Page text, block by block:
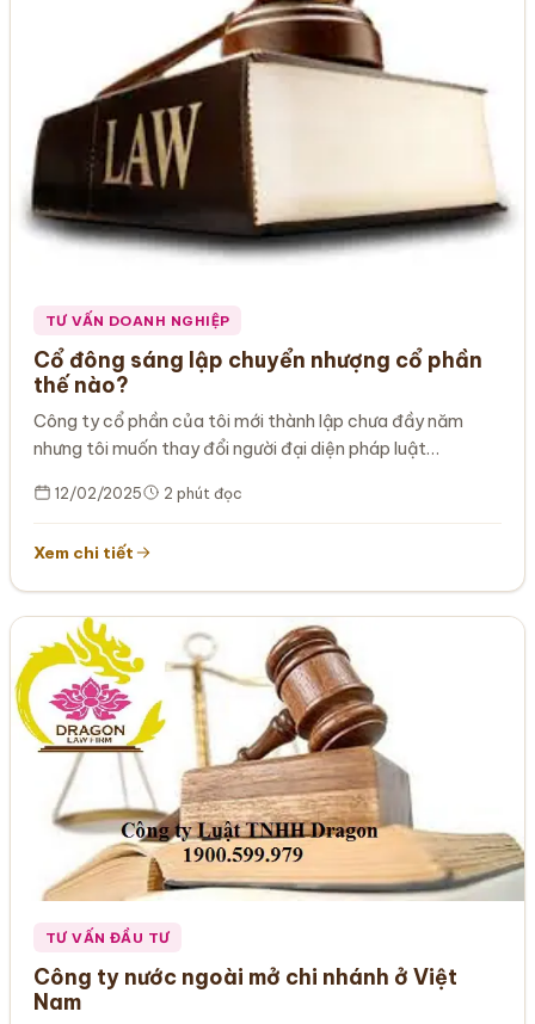
TƯ VẤN DOANH NGHIỆP
Cổ đông sáng lập chuyển nhượng cổ phần
thế nào?
Công ty cổ phần của tôi mới thành lập chưa đầy năm
nhưng tôi muốn thay đổi người đại diện pháp luật…
12/02/2025 2 phút đọc
Xem chi tiết
TƯ VẤN ĐẦU TƯ
Công ty nước ngoài mở chi nhánh ở Việt
Nam